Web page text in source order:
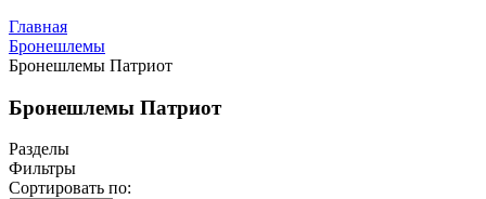
Главная
Бронешлемы
Бронешлемы Патриот
Бронешлемы Патриот
Разделы
Фильтры
Сортировать по: